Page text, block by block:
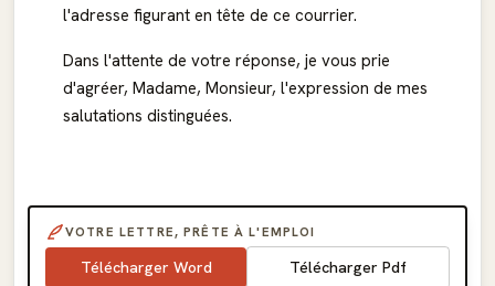
l'adresse figurant en tête de ce courrier.
Dans l'attente de votre réponse, je vous prie
d'agréer, Madame, Monsieur, l'expression de mes
salutations distinguées.
VOTRE LETTRE, PRÊTE À L'EMPLOI
Télécharger Word Télécharger Pdf